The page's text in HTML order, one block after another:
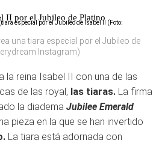
II por el Jubileo de Platino
una tiara especial por el Jubileo de
Instagram)
la reina Isabel II con una de las
de las royal, las tiaras. La firma
la diadema Jubilee Emerald
pieza en la que se han invertido
La tiara está adornada con